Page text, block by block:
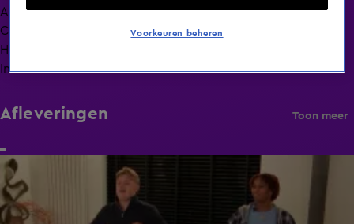
Afleveringen
Clips
Hoe is het nu met?
Info
Afleveringen Toon meer
21:50
Voorkeuren beheren